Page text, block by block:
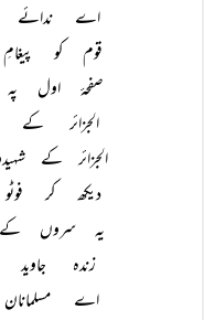
اے ندائے
قوم کو
صفحۂ اول
الجزائر
الجزائر کے
دیکھ کر
یہ سروں کے
زندہ
اے